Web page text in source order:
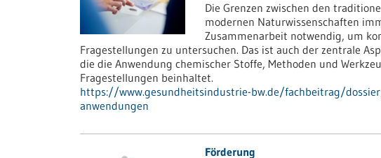
Die Grenzen zwischen den
modernen Naturwissenschaften
Zusammenarbeit notwendig, um
Fragestellungen zu untersuchen. Das ist auch der zentrale
die die Anwendung chemischer Stoffe, Methoden und
Fragestellungen beinhaltet.
https://www.gesundheitsindustrie-bw.de/fachbeitrag/
anwendungen
Förderung